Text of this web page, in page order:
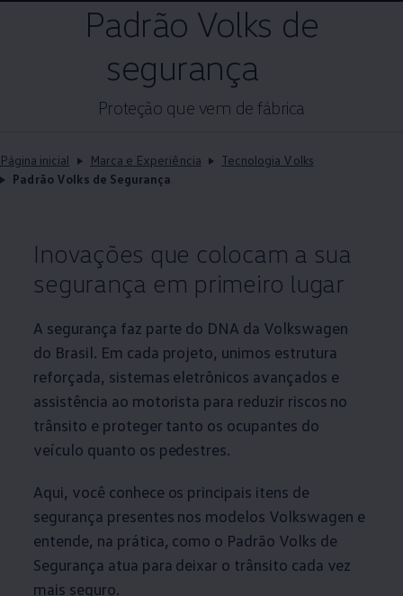
Padrão Volks de
segurança
Proteção que vem de fábrica
Página inicial Marca e Experiência
Tecnologia Volks
Padrão Volks de Segurança
Inovações que colocam a sua
segurança em primeiro lugar
A segurança faz parte do DNA da Volkswagen
do Brasil. Em cada projeto, unimos estrutura
reforçada, sistemas eletrônicos avançados e
assistência ao motorista para reduzir riscos no
trânsito e proteger tanto os ocupantes do
veículo quanto os pedestres.
Aqui, você conhece os principais itens de
segurança presentes nos modelos Volkswagen e
entende, na prática, como o Padrão Volks de
Segurança atua para deixar o trânsito cada vez
mais seguro.